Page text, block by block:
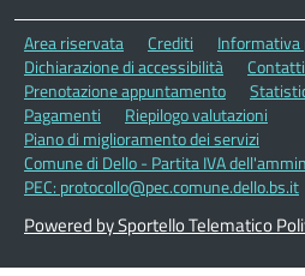
Area riservata Crediti Informativa
Dichiarazione di accessibilità
Contatti
Prenotazione appuntamento
Pagamenti
Riepilogo valutazioni
Piano di miglioramento dei servizi
Comune di Dello - Partita IVA
PEC: protocollo@pec.comune.dello.bs.it
Powered by Sportello Telematico